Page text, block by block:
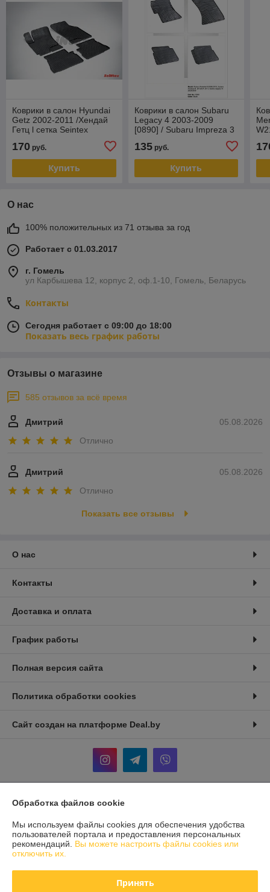
Коврики в салон Hyundai
Getz 2002-2011 /Хендай
Гетц l сетка Seintex
170 руб.
Купить
Коврики в салон Subaru
Legacy 4 2003-2009
[0890] / Subaru Impreza 3
Forester 3 20
135руб.
Купить
О нас
100% положительных из 71 отзыва за год
Работает с 01.03.2017
г. Гомель
ул Карбышева 12, корпус 2, оф.1-10, Гомель, Беларусь
Контакты
Сегодня работает с 09:00 до 18:00
Показать весь график работы
Отзывы о магазине
585 отзывов за всё время
05.08.2026
Дмитрий
Отлично
05.08.2026
Дмитрий
Отлично
Показать все отзывы
О нас
Контакты
Доставка и оплата
График работы
Полная версия сайта
Политика обработки cookies
Сайт создан на платформе Deal.by
Информация для покупателя
Юридическое лицо:ООО «СВА БелТрейд»
246029, Республика Беларусь, г. Гомель, ул. Карбышева 12, корпус 2,
оф 1-10
Обработка файлов cookie
Мы используем файлы cookies для обеспечения удобства
пользователей портала и предоставления персональных
рекомендаций. Вы можете настроить файлы cookies или
отключить их.
Принять